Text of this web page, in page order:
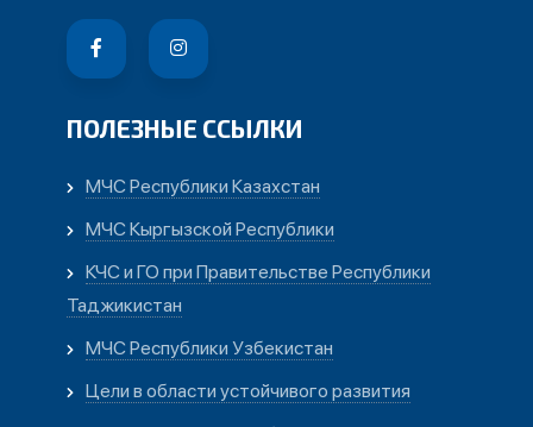
ПОЛЕЗНЫЕ ССЫЛКИ
МЧС Республики Казахстан
МЧС Кыргызской Республики
КЧС и ГО при Правительстве Республики
Таджикистан
МЧС Республики Узбекистан
Цели в области устойчивого развития